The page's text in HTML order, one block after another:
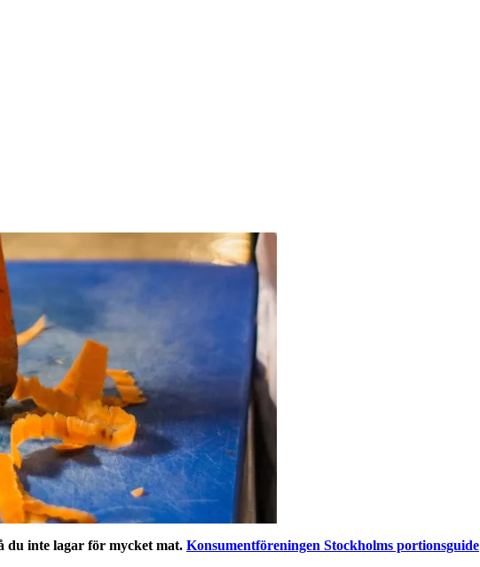
du inte lagar för mycket mat. Konsumentföreningen Stockholms portionsguide